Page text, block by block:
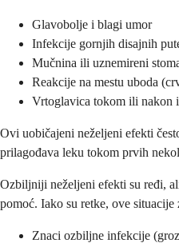
Glavobolje i blagi umor
Infekcije gornjih disajnih
Mučnina ili uznemireni
Reakcije na mestu uboda
Vrtoglavica tokom ili nakon
Ovi uobičajeni neželjeni efekti
prilagođava leku tokom prvih
Ozbiljniji neželjeni efekti su ređi,
pomoć. Iako su retke, ove situacije
Znaci ozbiljne infekcije